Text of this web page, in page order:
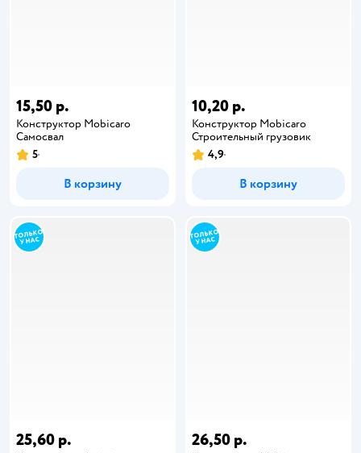
15,50 р.
Конструктор Mobicaro
Самосвал
5
В корзину
10,20 р.
Конструктор Mobicaro
Строительный грузовик
4,9
В корзину
25,60 р. 26,50 р.